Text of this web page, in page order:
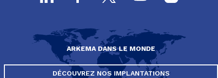
ARKEMA DANS LE MONDE
DÉCOUVREZ NOS IMPLANTATIONS